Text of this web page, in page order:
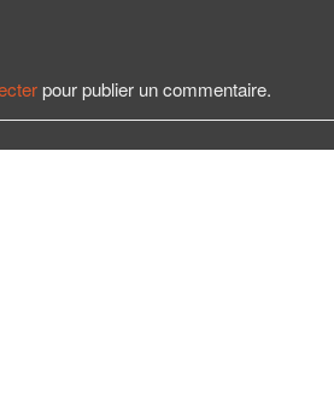
pour publier un commentaire.